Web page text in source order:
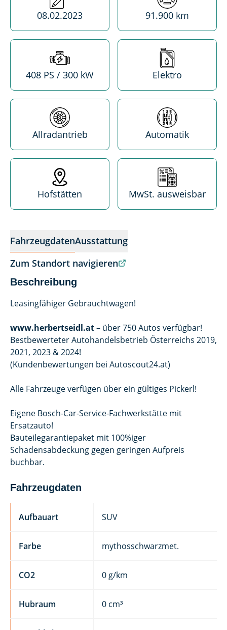
FahrzeugdatenAusstattung
Zum Standort navigieren
Beschreibung
Leasingfähiger Gebrauchtwagen!
www.herbertseidl.at– über 750 Autos verfügbar!
Bestbewerteter Autohandelsbetrieb Österreichs 2019,
2021, 2023 & 2024!
(Kundenbewertungen bei Autoscout24.at)
Alle Fahrzeuge verfügen über ein gültiges Pickerl!
Eigene Bosch-Car-Service-Fachwerkstätte mit
Ersatzauto!
Bauteilegarantiepaket mit 100%iger
Schadensabdeckung gegen geringen Aufpreis
buchbar.
Fahrzeugdaten
Aufbauart SUV
Farbe mythosschwarzmet.
CO2 0 g/km
Hubraum 0 cm³
08.02.2023 91.900 km
Leistung
408 PS / 300 kW
Treibstoff
Elektro
Antrieb
Allradantrieb
Getriebe
Automatik
Standort
Hofstätten
MwSt.
MwSt. ausweisbar